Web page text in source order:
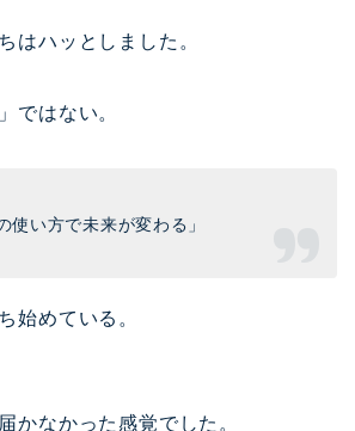
はハッとしました。
ではない。
使い方で未来が変わる」
始めている。
かなかった感覚でした。